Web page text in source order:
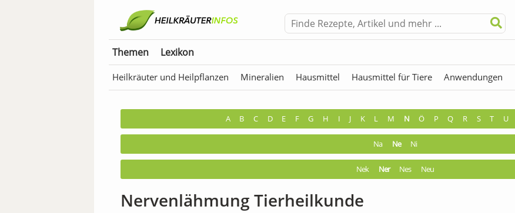
Themen Lexikon
Heilkräuter und Heilpflanzen Mineralien Hausmittel Hausmittel für Tiere Anwendungen
A B C D E F G H I J K L M N Ö P Q R S T U
Na Ne Ni
Nek Ner Nes Neu
Nervenlähmung Tierheilkunde